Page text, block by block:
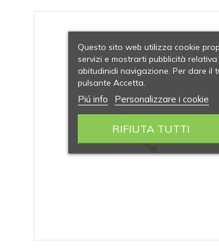
Questo sito web utilizza cookie
servizi e mostrarti pubblicità
abitudinidi navigazione. Per dare il
pulsante Accetta.
Piú info Personalizzare i cookie
RIFIUTA TUTTI